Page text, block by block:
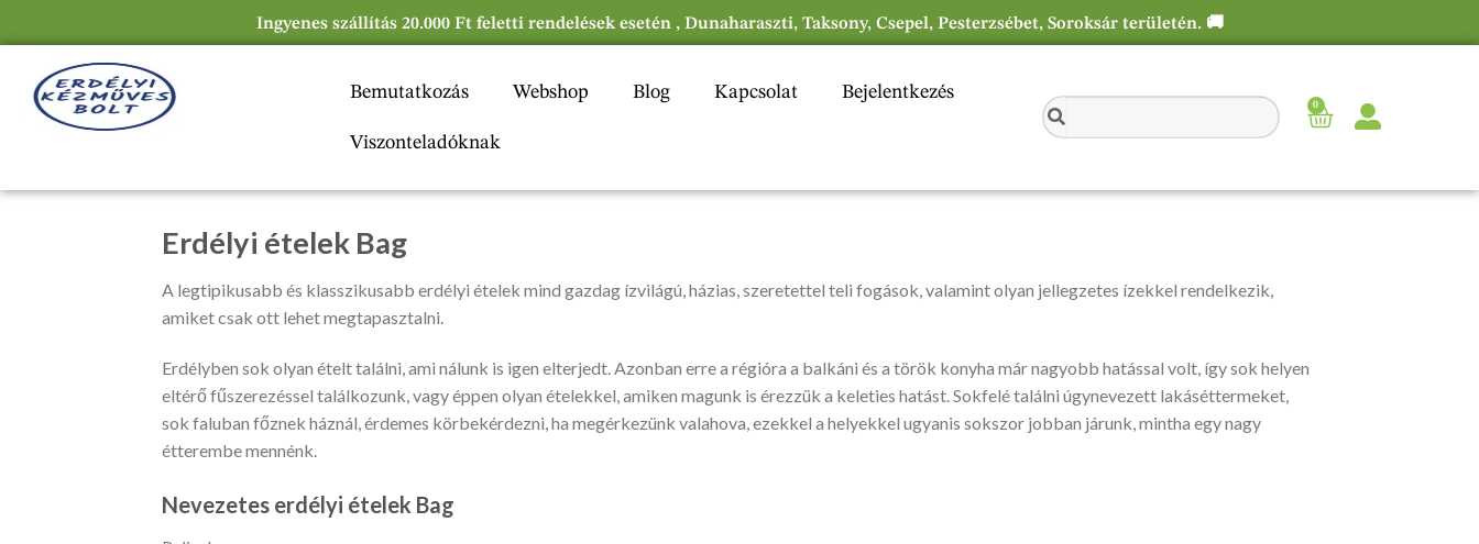
Ingyenes szállítás 20.000 Ft feletti rendelések esetén , Dunaharaszti, Taksony, Csepel, Pesterzsébet, Soroksár területén. 🚚
Bemutatkozás Webshop Blog Kapcsolat Bejelentkezés
Viszonteladóknak
0
Erdélyi ételek Bag
A legtipikusabb és klasszikusabb erdélyi ételek mind gazdag ízvilágú, házias, szeretettel teli fogások, valamint olyan jellegzetes ízekkel rendelkezik,
amiket csak ott lehet megtapasztalni.
Erdélyben sok olyan ételt találni, ami nálunk is igen elterjedt. Azonban erre a régióra a balkáni és a török konyha már nagyobb hatással volt, így sok helyen
eltérő fűszerezéssel találkozunk, vagy éppen olyan ételekkel, amiken magunk is érezzük a keleties hatást. Sokfelé találni úgynevezett lakáséttermeket,
sok faluban főznek háznál, érdemes körbekérdezni, ha megérkezünk valahova, ezekkel a helyekkel ugyanis sokszor jobban járunk, mintha egy nagy
étterembe mennénk.
Nevezetes erdélyi ételek Bag